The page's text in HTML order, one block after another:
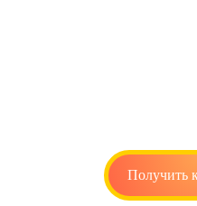
Получить